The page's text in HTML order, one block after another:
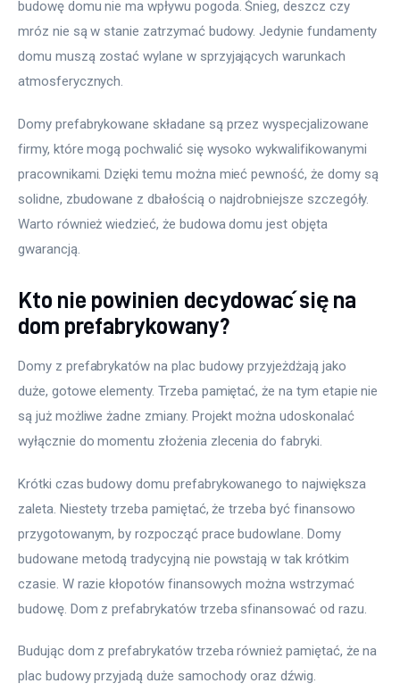
budowę domu nie ma wpływu pogoda. Śnieg, deszcz czy
mróz nie są w stanie zatrzymać budowy. Jedynie fundamenty
domu muszą zostać wylane w sprzyjających warunkach
atmosferycznych.
Domy prefabrykowane składane są przez wyspecjalizowane
firmy, które mogą pochwalić się wysoko wykwalifikowanymi
pracownikami. Dzięki temu można mieć pewność, że domy są
solidne, zbudowane z dbałością o najdrobniejsze szczegóły.
Warto również wiedzieć, że budowa domu jest objęta
gwarancją.
Kto nie powinien decydować się na
dom prefabrykowany?
Domy z prefabrykatów na plac budowy przyjeżdżają jako
duże, gotowe elementy. Trzeba pamiętać, że na tym etapie nie
są już możliwe żadne zmiany. Projekt można udoskonalać
wyłącznie do momentu złożenia zlecenia do fabryki.
Krótki czas budowy domu prefabrykowanego to największa
zaleta. Niestety trzeba pamiętać, że trzeba być finansowo
przygotowanym, by rozpocząć prace budowlane. Domy
budowane metodą tradycyjną nie powstają w tak krótkim
czasie. W razie kłopotów finansowych można wstrzymać
budowę. Dom z prefabrykatów trzeba sfinansować od razu.
Budując dom z prefabrykatów trzeba również pamiętać, że na
plac budowy przyjadą duże samochody oraz dźwig.